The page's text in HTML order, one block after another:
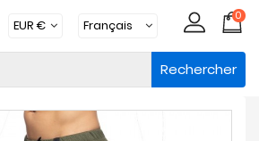
0
Rechercher